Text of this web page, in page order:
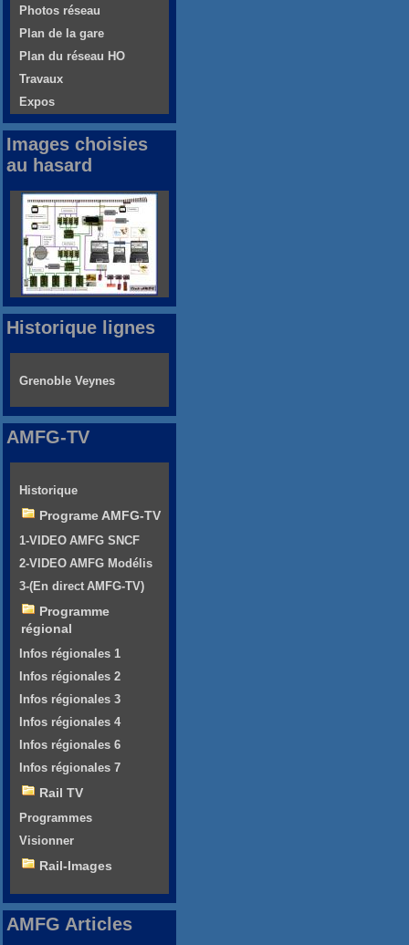
Photos réseau
Plan de la gare
Plan du réseau HO
Travaux
Expos
Images choisies
au hasard
Historique lignes
Grenoble Veynes
AMFG-TV
Historique
Programe AMFG-TV
1-VIDEO AMFG SNCF
2-VIDEO AMFG Modélis
3-(En direct AMFG-TV)
Programme
régional
Infos régionales 1
Infos régionales 2
Infos régionales 3
Infos régionales 4
Infos régionales 6
Infos régionales 7
Rail TV
Programmes
Visionner
Rail-Images
AMFG Articles